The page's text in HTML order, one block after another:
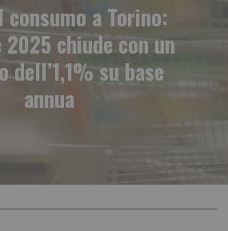
consumo a Torino:
chiude con un
dell’1,1% su base
annua